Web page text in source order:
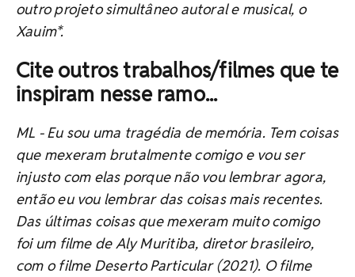
outro projeto simultâneo autoral e musical, o
Xauim*.
Cite outros trabalhos/filmes que te
inspiram nesse ramo...
ML -Eu sou uma tragédia de memória. Tem coisas
que mexeram brutalmente comigo e vou ser
injusto com elas porque não vou lembrar agora,
então eu vou lembrar das coisas mais recentes.
Das últimas coisas que mexeram muito comigo
foi um filme de Aly Muritiba, diretor brasileiro,
com o filme Deserto Particular (2021). O filme